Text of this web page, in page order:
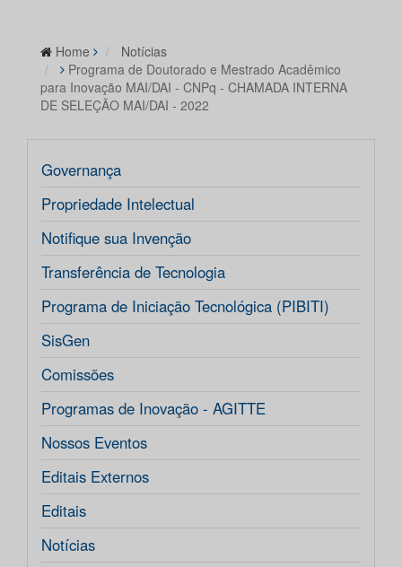
Home
Notícias
Programa de Doutorado e Mestrado Acadêmico
para Inovação MAI/DAI - CNPq - CHAMADA INTERNA
DE SELEÇÃO MAI/DAI - 2022
Governança
Propriedade Intelectual
Notifique sua Invenção
Transferência de Tecnologia
Programa de Iniciação Tecnológica (PIBITI)
SisGen
Comissões
Programas de Inovação - AGITTE
Nossos Eventos
Editais Externos
Editais
Notícias